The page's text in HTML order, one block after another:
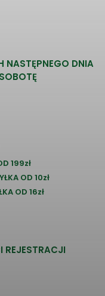
NASTĘPNEGO DNIA
199zł
OD 10zł
OD 16zł
REJESTRACJI